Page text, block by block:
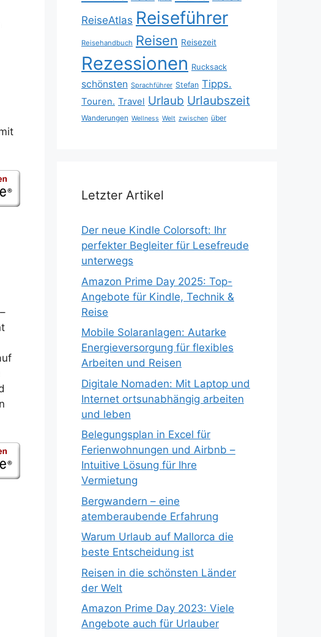
ReiseAtlas Reiseführer
Reisehandbuch Reisen Reisezeit
Rezessionen Rucksack
schönsten Sprachführer Stefan Tipps.
Touren. Travel Urlaub Urlaubszeit
Wanderungen Wellness Welt zwischen über
Letzter Artikel
Der neue Kindle Colorsoft: Ihr
perfekter Begleiter für Lesefreude
unterwegs
Amazon Prime Day 2025: Top-
Angebote für Kindle, Technik &
Reise
Mobile Solaranlagen: Autarke
Energieversorgung für flexibles
Arbeiten und Reisen
Digitale Nomaden: Mit Laptop und
Internet ortsunabhängig arbeiten
und leben
Belegungsplan in Excel für
Ferienwohnungen und Airbnb –
Intuitive Lösung für Ihre
Vermietung
Bergwandern – eine
atemberaubende Erfahrung
Warum Urlaub auf Mallorca die
beste Entscheidung ist
Reisen in die schönsten Länder
der Welt
Amazon Prime Day 2023: Viele
Angebote auch für Urlauber